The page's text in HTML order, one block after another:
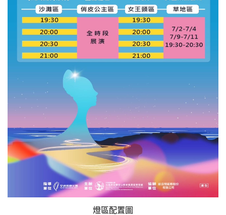
燈區配置圖